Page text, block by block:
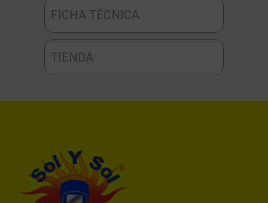
FICHA TÉCNICA
TIENDA